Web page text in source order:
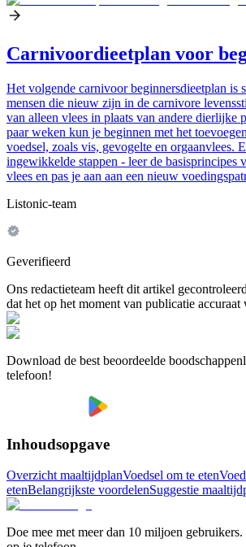
Carnivoordieetplan voor
Het volgende carnivoor beginnersdieetplan is
mensen die nieuw zijn in de carnivore
van alleen vlees in plaats van andere dierlijke
paar weken kun je beginnen met het
voedsel, zoals vis, gevogelte en orgaanvlees.
ingewikkelde stappen - leer de basisprincipes
vlees en pas je aan aan een nieuw
Listonic-team
Geverifieerd
Ons redactieteam heeft dit artikel
dat het op het moment van publicatie accuraat
Download de best beoordeelde
telefoon!
Inhoudsopgave
Overzicht maaltijdplanVoedsel om te eten
etenBelangrijkste voordelenSuggestie
Doe mee met meer dan 10 miljoen